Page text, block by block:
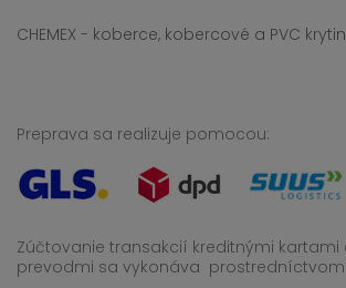
CHEMEX - koberce, kobercové a PVC
Preprava sa realizuje pomocou:
Zúčtovanie transakcií kreditnými kartami
prevodmi sa vykonáva prostredníctvom